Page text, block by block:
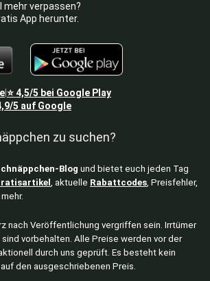
mehr verpassen?
App herunter.
⭐4,5/5 bei Google Play
5 auf Google
zu suchen?
Blog und bietet euch jeden Tag
, aktuelle Rabattcodes , Preisfehler,
nach Veröffentlichung vergriffen sein. Irrtümer
vorbehalten. Alle Preise werden vor der
durch uns geprüft. Es besteht kein
den ausgeschriebenen Preis.